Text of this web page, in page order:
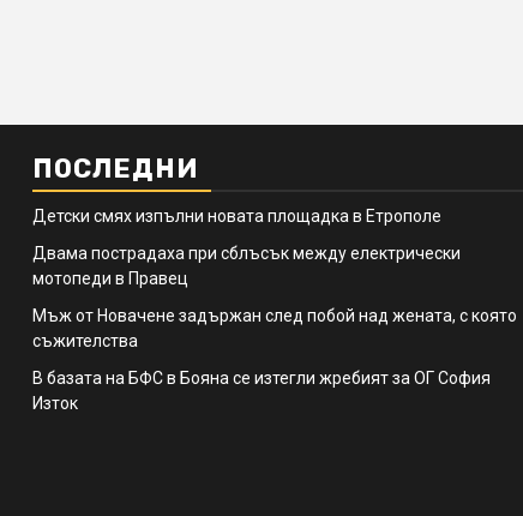
ПОСЛЕДНИ
Детски смях изпълни новата площадка в Етрополе
Двама пострадаха при сблъсък между електрически
мотопеди в Правец
Мъж от Новачене задържан след побой над жената, с която
съжителства
В базата на БФС в Бояна се изтегли жребият за ОГ София
Изток